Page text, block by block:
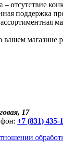
– отсутствие
поддержка
магазине
17
+7 (831) 435-